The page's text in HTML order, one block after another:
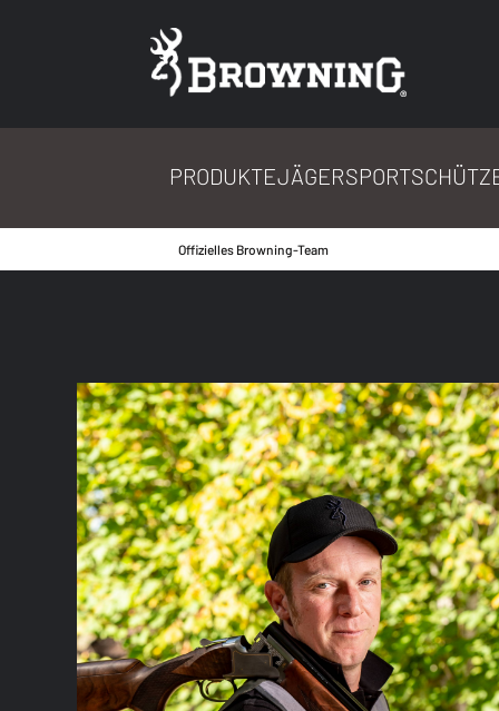
PRODUKTEJÄGER
Offizielles Browning-Team